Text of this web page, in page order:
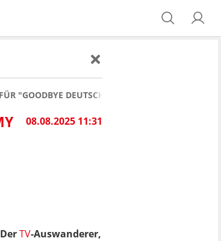
"GOODBYE DEUTSCHLAND"-FANS: THOMMY
08.08.2025 11:31
TV-Auswanderer,